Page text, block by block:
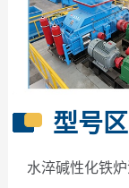
型号
水淬碱性化铁